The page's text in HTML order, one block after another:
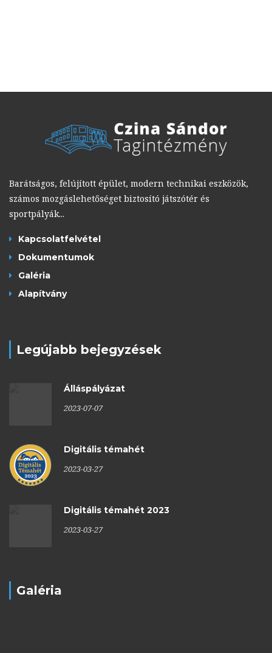
Barátságos, felújított épület, modern technikai eszközök,
számos mozgáslehetőséget biztosító játszótér és
sportpályák...
Kapcsolatfelvétel
Dokumentumok
Galéria
Alapítvány
Legújabb bejegyzések
Álláspályázat
2023-07-07
Digitális témahét
2023-03-27
Digitális témahét 2023
2023-03-27
Galéria